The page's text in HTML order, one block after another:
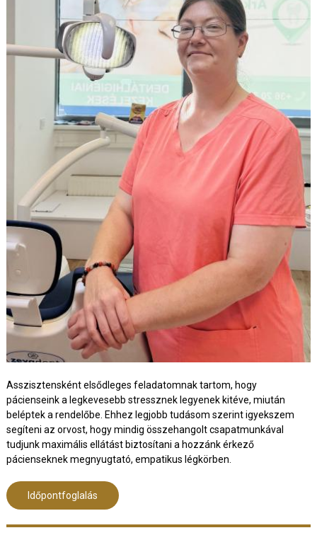
Asszisztensként elsődleges feladatomnak tartom, hogy
pácienseink a legkevesebb stressznek legyenek kitéve, miután
beléptek a rendelőbe. Ehhez legjobb tudásom szerint igyekszem
segíteni az orvost, hogy mindig összehangolt csapatmunkával
tudjunk maximális ellátást biztosítani a hozzánk érkező
pácienseknek megnyugtató, empatikus légkörben.
Időpontfoglalás